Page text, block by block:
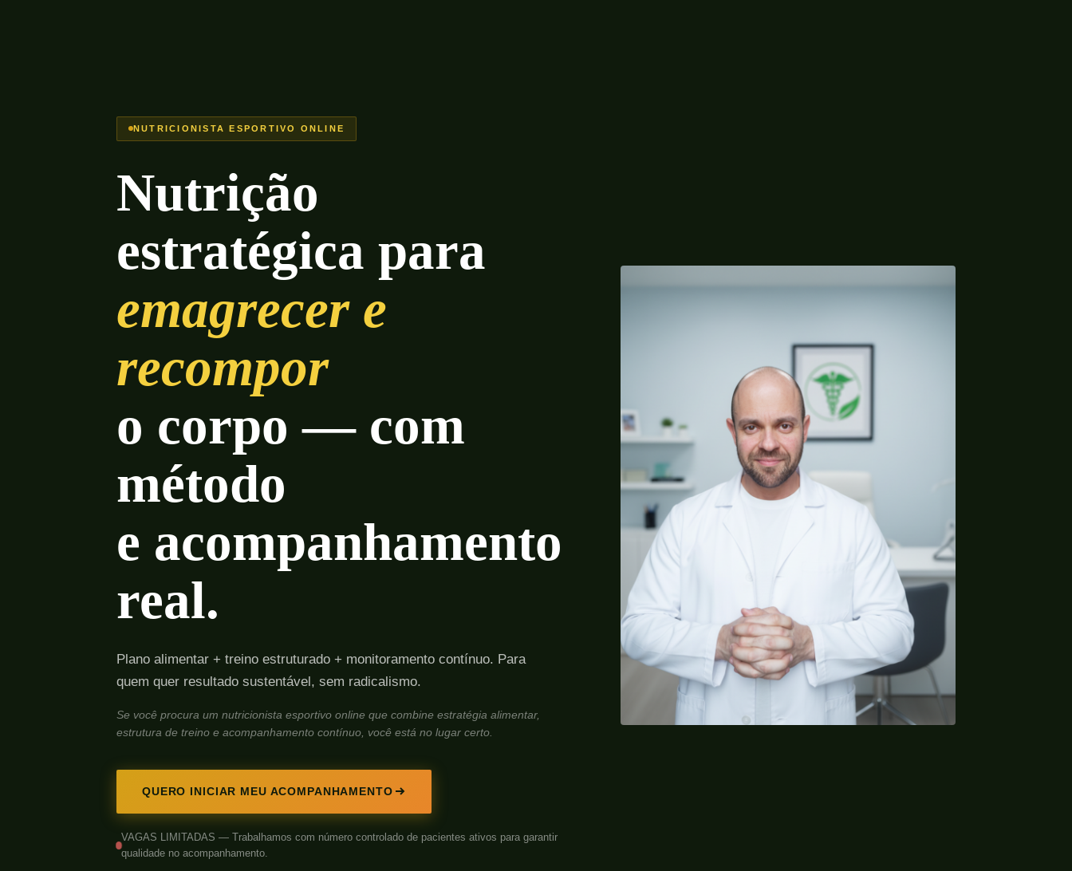
NUTRICIONISTA ESPORTIVO ONLINE
Nutrição
estratégica para
emagrecer e
recompor
o corpo — com
método
e acompanhamento
real.
Plano alimentar + treino estruturado + monitoramento contínuo. Para
quem quer resultado sustentável, sem radicalismo.
Se você procura um nutricionista esportivo online que combine estratégia alimentar,
estrutura de treino e acompanhamento contínuo, você está no lugar certo.
QUERO INICIAR MEU ACOMPANHAMENTO
VAGAS LIMITADAS — Trabalhamos com número controlado de pacientes ativos para garantir
qualidade no acompanhamento.